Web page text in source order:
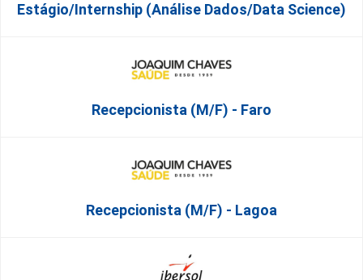
Estágio/Internship (Análise Dados/Data Science)
Recepcionista (M/F) - Faro
Recepcionista (M/F) - Lagoa